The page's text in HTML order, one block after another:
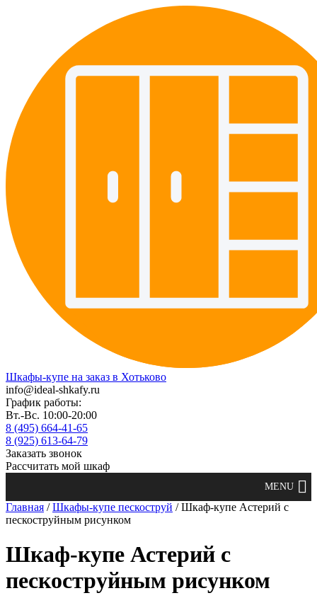
Шкафы-купе на заказ в Хотьково
info@ideal-shkafy.ru
График работы:
Вт.-Вс. 10:00-20:00
8 (495) 664-41-65
8 (925) 613-64-79
Заказать звонок
Рассчитать мой шкаф
Главная /Шкафы-купе пескоструй / Шкаф-купе Астерий с
пескоструйным рисунком
Шкаф-купе Астерий с
пескоструйным рисунком